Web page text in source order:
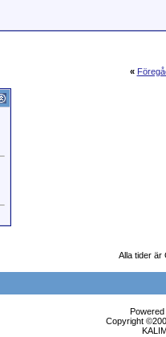
«
Alla tider är
Copyright